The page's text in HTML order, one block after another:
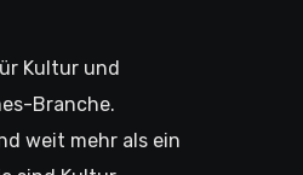
Kultur und
Branche.
weit mehr als ein